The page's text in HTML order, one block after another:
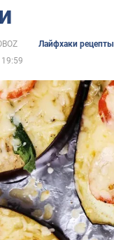
Лайфхаки рецепты